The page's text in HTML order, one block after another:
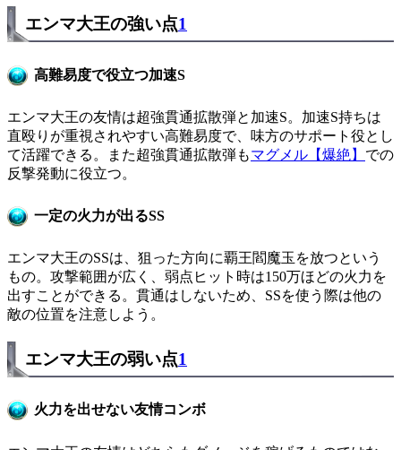
エンマ大王の強い点1
高難易度で役立つ加速S
エンマ大王の友情は超強貫通拡散弾と加速S。加速S持ちは
直殴りが重視されやすい高難易度で、味方のサポート役とし
て活躍できる。また超強貫通拡散弾もマグメル【爆絶】 での
反撃発動に役立つ。
一定の火力が出るSS
エンマ大王のSSは、狙った方向に覇王閻魔玉を放つという
もの。攻撃範囲が広く、弱点ヒット時は150万ほどの火力を
出すことができる。貫通はしないため、SSを使う際は他の
敵の位置を注意しよう。
エンマ大王の弱い点1
火力を出せない友情コンボ